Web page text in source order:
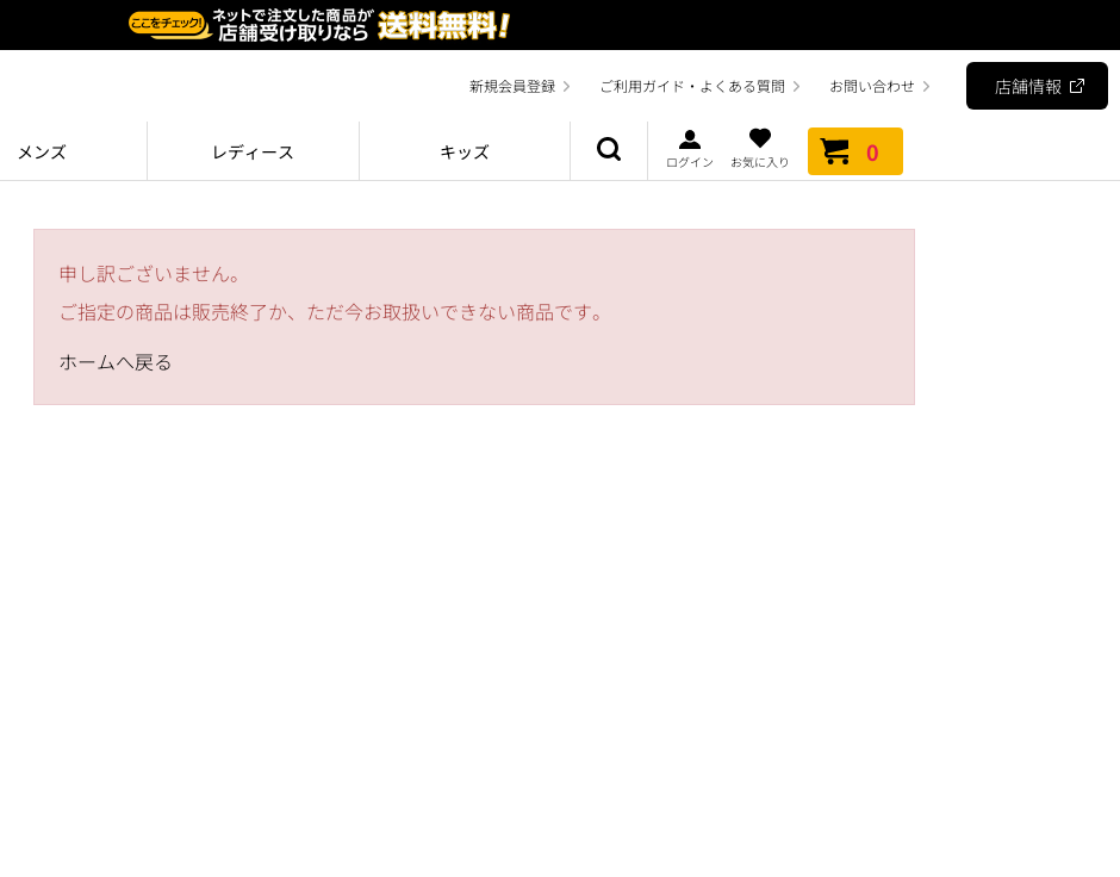
新規会員登録 ご利用ガイド・よくある質問 お問い合わせ 店舗情報
メンズ レディース キッズ ログイン お気に入り 0
申し訳ございません。
ご指定の商品は販売終了か、ただ今お取扱いできない商品です。
ホームへ戻る